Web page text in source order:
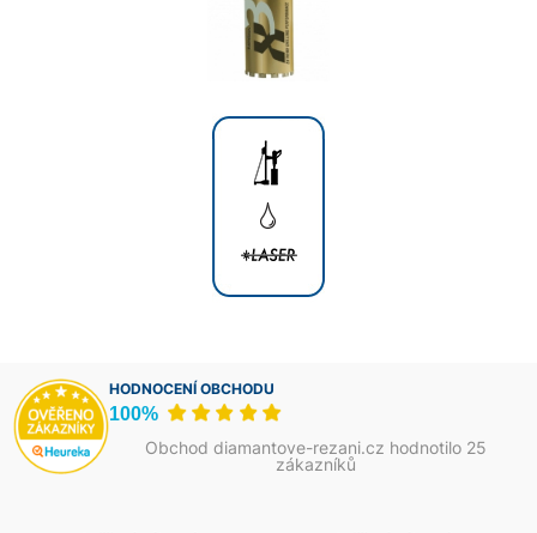
HODNOCENÍ OBCHODU
100%
Obchod diamantove-rezani.cz hodnotilo 25
zákazníků